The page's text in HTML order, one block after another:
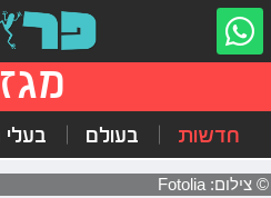
חדשות בעולם בעלי
© צילום: Fotolia